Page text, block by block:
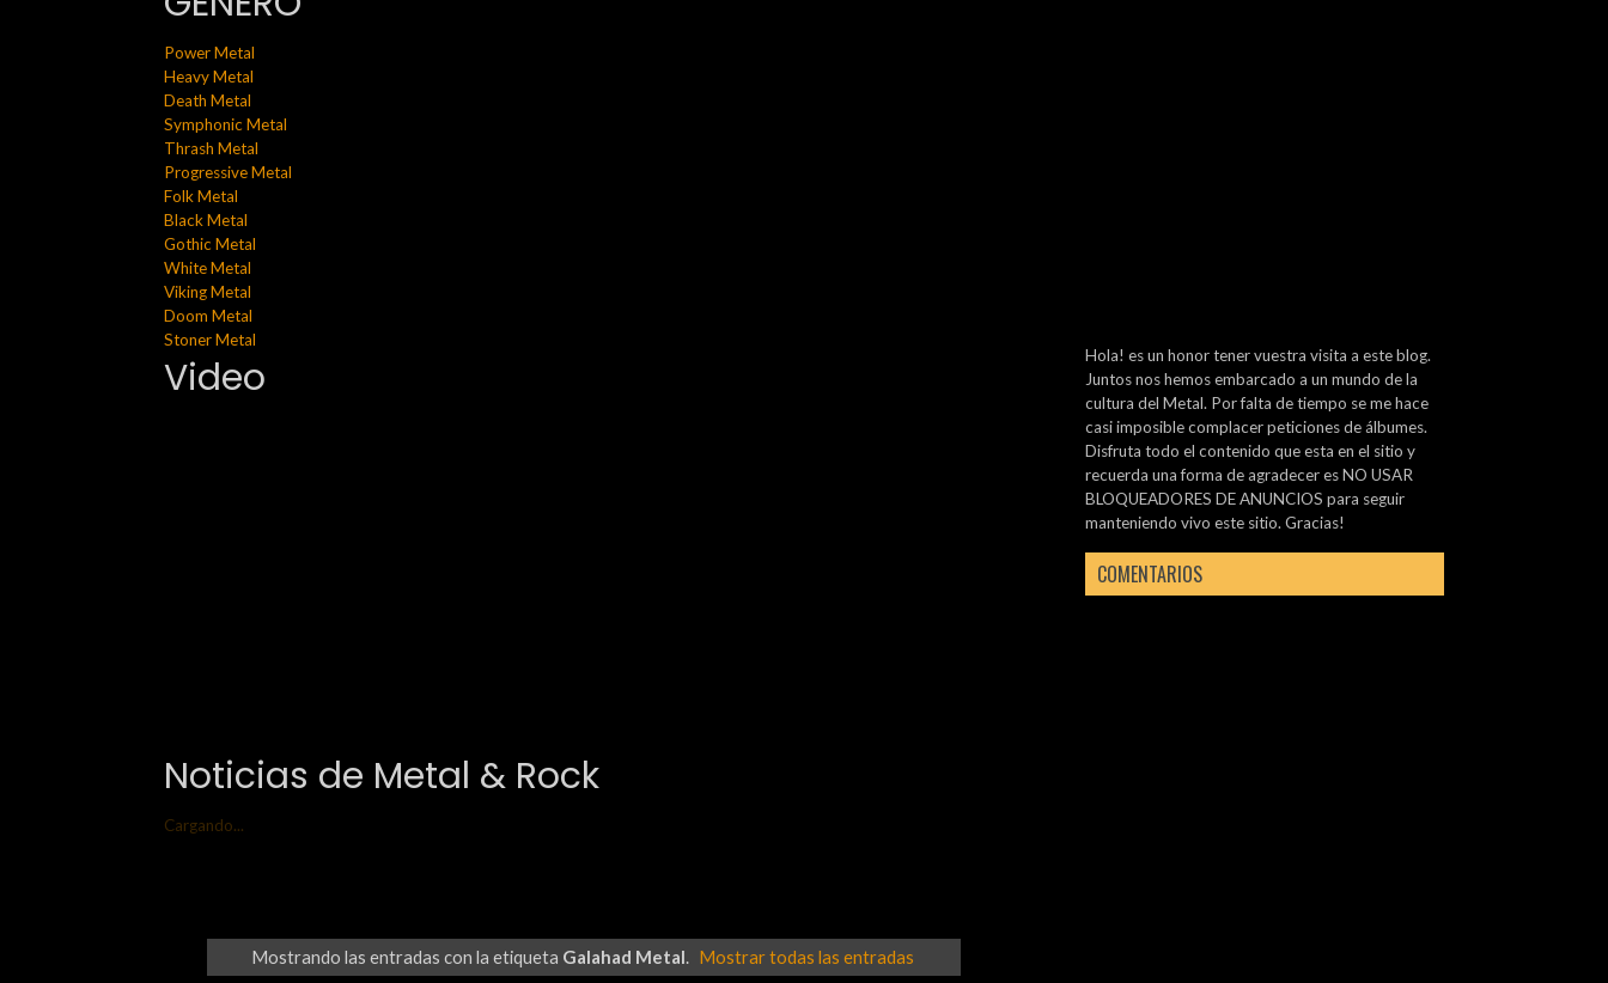
Power Metal
Heavy Metal
Death Metal
Symphonic Metal
Thrash Metal
Progressive Metal
Folk Metal
Black Metal
Gothic Metal
White Metal
Viking Metal
Doom Metal
Stoner Metal
Video
Noticias de Metal & Rock
Cargando...
Mostrando las entradas con la etiqueta Galahad Metal Mostrar todas las entradas
Hola! es un honor tener vuestra visita a este blog.
Juntos nos hemos embarcado a un mundo de la
cultura del Metal. Por falta de tiempo se me hace
casi imposible complacer peticiones de álbumes.
Disfruta todo el contenido que esta en el sitio y
recuerda una forma de agradecer es NO USAR
BLOQUEADORES DE ANUNCIOS para seguir
manteniendo vivo este sitio. Gracias!
COMENTARIOS